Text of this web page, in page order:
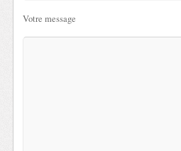
Votre message